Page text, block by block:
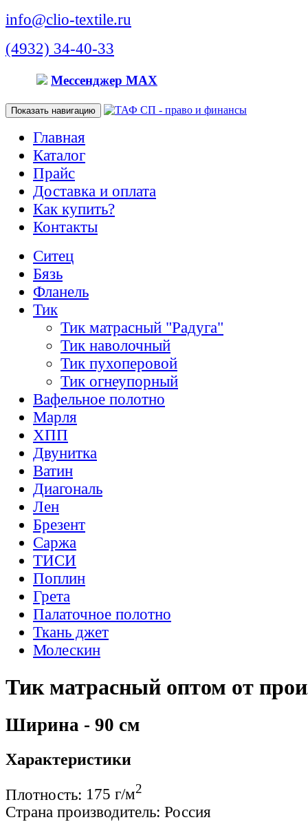
info@clio-textile.ru
(4932) 34-40-33
Мессенджер MAX
Показать навигацию
Главная
Каталог
Прайс
Доставка и оплата
Как купить?
Контакты
Ситец
Бязь
Фланель
Тик
Тик матрасный "Радуга"
Тик наволочный
Тик пухоперовой
Тик огнеупорный
Вафельное полотно
Марля
ХПП
Двунитка
Ватин
Диагональ
Лен
Брезент
Саржа
ТИСИ
Поплин
Грета
Палаточное полотно
Ткань джет
Молескин
Тик матрасный оптом от
Ширина - 90 см
Характеристики
Плотность: 175 г/м2
Страна производитель: Россия